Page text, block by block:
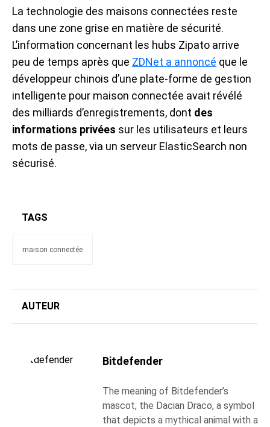
La technologie des maisons connectées reste
dans une zone grise en matière de sécurité.
L’information concernant les hubs Zipato arrive
peu de temps après que ZDNet a annoncé que le
développeur chinois d’une plate-forme de gestion
intelligente pour maison connectée avait révélé
des milliards d’enregistrements, dont des
informations privées sur les utilisateurs et leurs
mots de passe, via un serveur ElasticSearch non
sécurisé.
TAGS
maison connectée
AUTEUR
Bitdefender
The meaning of Bitdefender’s
mascot, the Dacian Draco, a symbol
that depicts a mythical animal with a